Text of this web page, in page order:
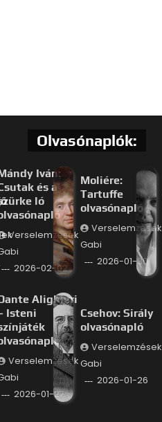
Olvasónaplók:
Iván:
és a
ló
Verselemzések
2026-02-02
Moliére:
Tartuffe
olvasónapló
Verselemzések
Gabi
2026-01-30
Alighieri
Isteni
Verselemzések
2026-01-27
Csehov: Sirály
olvasónapló
Verselemzések
Gabi
2026-01-26